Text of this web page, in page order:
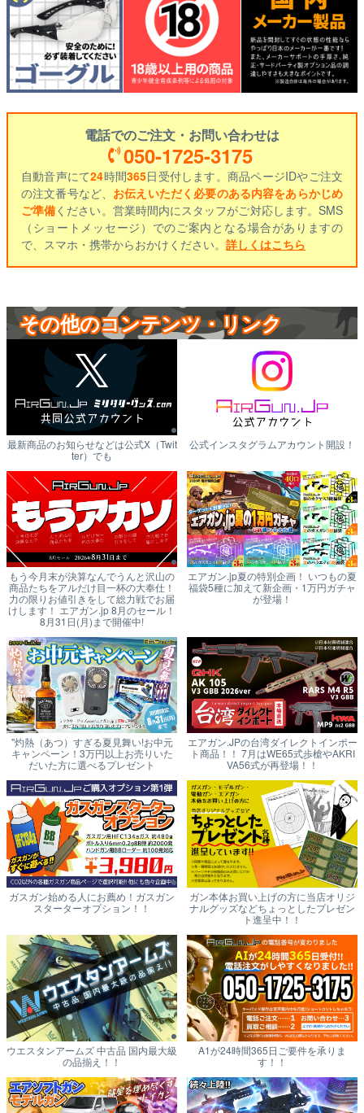
電話でのご注文・お問い合わせは
050-1725-3175
自動音声にて24時間365日受付します。商品ページIDやご注文
の注文番号など、 お伝えいただく必要のある内容をあらかじめ
ご準備ください。営業時間内にスタッフがご対応します。SMS
（ショートメッセージ）でのご案内となる場合がありますの
で、スマホ・携帯からおかけください。 詳しくはこちら
その他のコンテンツ・リンク
最新商品のお知らせなどは公式X（Twit
ter）でも
公式インスタグラムアカウント開設！
もう今月末が決算なんでうんと沢山の
商品たちをアルだけ目一杯の大奉仕！
力の限りお値引きをして総力戦でお届
けします！ エアガン.jp 8月のセール！
8月31日(月)まで開催中!
エアガン.jp夏の特別企画！ いつもの夏
福袋5種に加えて新企画・1万円ガチャ
が登場！
"灼熱（あつ）すぎる夏見舞い!お中元
キャンペーン！3万円以上お売りいた
だいた方に選べるプレゼント
エアガン.JPの台湾ダイレクトインポー
ト商品！！ 7月はWE65式歩槍やAKRI
VA56式が再登場！！
ガスガン始める人にお薦め！ガスガン
スターターオプション！！
ガン本体お買い上げの方に当店オリジ
ナルグッズなどちょっとしたプレゼン
ト進呈中！！
ウエスタンアームズ 中古品 国内最大級
の品揃え！！
A1が24時間365日ご要件を承りま
す！！